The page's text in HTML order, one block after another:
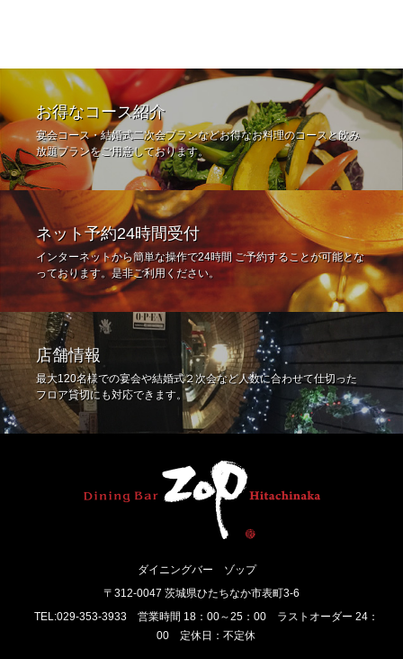
お得なコース紹介
宴会コース・結婚式二次会プランなどお得なお料理のコースと飲み
放題プランをご用意しております。
ネット予約24時間受付
インターネットから簡単な操作で24時間 ご予約することが可能とな
っております。是非ご利用ください。
店舗情報
最大120名様での宴会や結婚式２次会など人数に合わせて仕切った
フロア貸切にも対応できます。
ダイニングバー ゾップ
〒312-0047 茨城県ひたちなか市表町3-6
TEL:029-353-3933 営業時間 18：00～25：00 ラストオーダー 24：
00 定休日：不定休